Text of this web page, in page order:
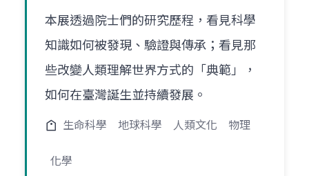
本展透過院士們的研究歷程，看見科學
知識如何被發現、驗證與傳承；看見那
些改變人類理解世界方式的「典範」，
如何在臺灣誕生並持續發展。
生命科學 地球科學 人類文化 物理
化學